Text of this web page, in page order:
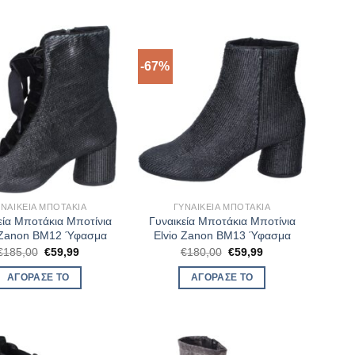
ΜΠΟΤΆΚΙΑ
Μποτάκια Μποτίνια
BM12 Ύφασμα
185,00 Original
was:
€185,00.
€59,99Η
ΑΓΌΡΑΣΈ ΤΟ
-67%
ΓΥΝΑΙΚΕΊΑ ΜΠΟΤΆΚΙΑ
Γυναικεία Μποτάκια Μποτίνια
Elvio Zanon BM13 Ύφασμα
€180,00 Original
was:
€180,00.
€59,99Η
ΑΓΌΡΑΣΈ ΤΟ